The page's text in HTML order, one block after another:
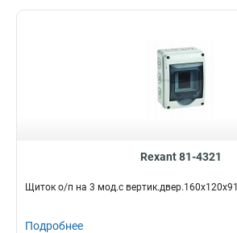
Rexant 81-4321
Щиток о/п на 3 мод.с
Подробнее